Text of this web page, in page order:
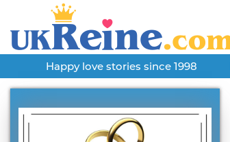
Happy love stories since 1998